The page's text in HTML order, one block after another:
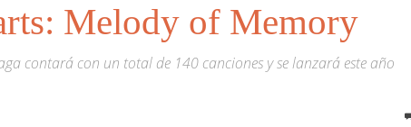
Melody of Memory
contará con un total de 140 canciones y se lanzará este año